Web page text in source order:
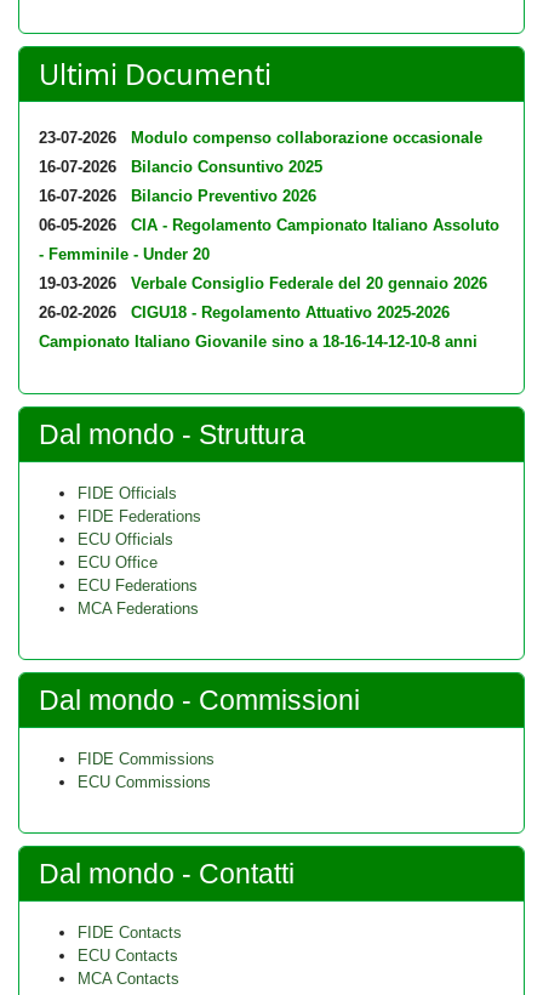
Ultimi Documenti
23-07-2026
Modulo compenso collaborazione occasionale
16-07-2026
Bilancio Consuntivo 2025
16-07-2026
Bilancio Preventivo 2026
06-05-2026
CIA - Regolamento Campionato Italiano Assoluto
- Femminile - Under 20
19-03-2026
Verbale Consiglio Federale del 20 gennaio 2026
26-02-2026
CIGU18 - Regolamento Attuativo 2025-2026
Campionato Italiano Giovanile sino a 18-16-14-12-10-8 anni
Dal mondo - Struttura
FIDE Officials
FIDE Federations
ECU Officials
ECU Office
ECU Federations
MCA Federations
Dal mondo - Commissioni
FIDE Commissions
ECU Commissions
Dal mondo - Contatti
FIDE Contacts
ECU Contacts
MCA Contacts